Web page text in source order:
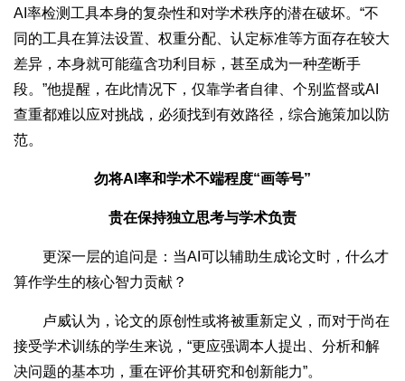
AI率检测工具本身的复杂性和对学术秩序的潜在破坏。“不
同的工具在算法设置、权重分配、认定标准等方面存在较大
差异，本身就可能蕴含功利目标，甚至成为一种垄断手
段。”他提醒，在此情况下，仅靠学者自律、个别监督或AI
查重都难以应对挑战，必须找到有效路径，综合施策加以防
范。
勿将AI率和学术不端程度“画等号”
贵在保持独立思考与学术负责
更深一层的追问是：当AI可以辅助生成论文时，什么才
算作学生的核心智力贡献？
卢威认为，论文的原创性或将被重新定义，而对于尚在
接受学术训练的学生来说，“更应强调本人提出、分析和解
决问题的基本功，重在评价其研究和创新能力”。